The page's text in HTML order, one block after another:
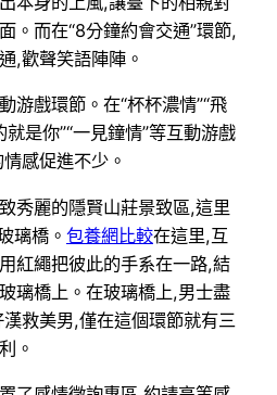
。而在“8分鐘約會交通”環節,
,歡聲笑語陣陣。
游戲環節。在“杯杯濃情”“飛
就是你”“一見鐘情”等互動游戲
感促進不少。
秀麗的隱賢山莊景致區,這里
璃橋。 包養網比較在這里,互
用紅繩把彼此的手系在一路,結
璃橋上。在玻璃橋上,男士盡
救美男,僅在這個環節就有三
。